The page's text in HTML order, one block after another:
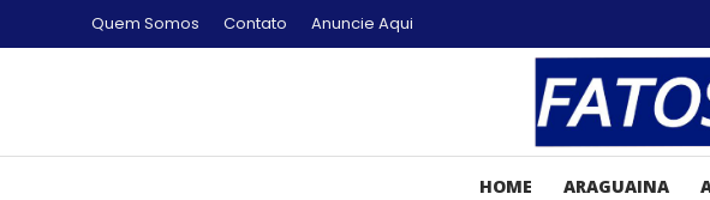
Quem Somos Contato Anuncie Aqui
HOME ARAGUAINA